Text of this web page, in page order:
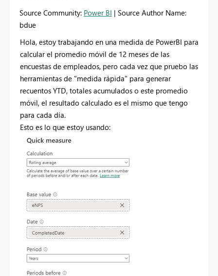
Source Community: Power BI | Source Author Name:
bdue
Hola, estoy trabajando en una medida de PowerBI para
calcular el promedio móvil de 12 meses de las
encuestas de empleados, pero cada vez que pruebo las
herramientas de "medida rápida" para generar
recuentos YTD, totales acumulados o este promedio
móvil, el resultado calculado es el mismo que tengo
para cada día.
Esto es lo que estoy usando: